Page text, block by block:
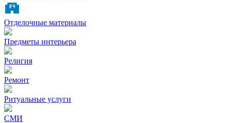
Отделочные материалы
Предметы интерьера
Религия
Ремонт
Ритуальные услуги
СМИ